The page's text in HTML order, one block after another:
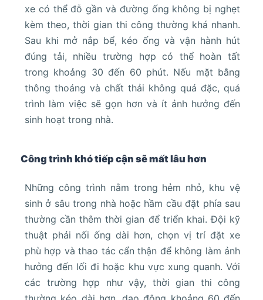
xe có thể đỗ gần và đường ống không bị nghẹt
kèm theo, thời gian thi công thường khá nhanh.
Sau khi mở nắp bể, kéo ống và vận hành hút
đúng tải, nhiều trường hợp có thể hoàn tất
trong khoảng 30 đến 60 phút. Nếu mặt bằng
thông thoáng và chất thải không quá đặc, quá
trình làm việc sẽ gọn hơn và ít ảnh hưởng đến
sinh hoạt trong nhà.
Công trình khó tiếp cận sẽ mất lâu hơn
Những công trình nằm trong hẻm nhỏ, khu vệ
sinh ở sâu trong nhà hoặc hầm cầu đặt phía sau
thường cần thêm thời gian để triển khai. Đội kỹ
thuật phải nối ống dài hơn, chọn vị trí đặt xe
phù hợp và thao tác cẩn thận để không làm ảnh
hưởng đến lối đi hoặc khu vực xung quanh. Với
các trường hợp như vậy, thời gian thi công